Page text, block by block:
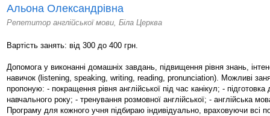
Альона Олександрівна
Репетитор англійської мови, Біла Церква
Вартість занять: від 300 до 400 грн.
Допомога у виконанні домашніх завдань, підвищення рівня знань,
навичок (listening, speaking, writing, reading, pronunciation). Можливі
пропоную: - покращення рівня англійської під час канікул; - підготовка
навчального року; - тренування розмовної англійської; - англійська
Програму для кожного учня підбираю індивідуально, враховуючи всі